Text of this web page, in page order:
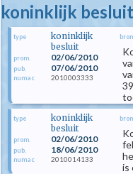
koninklijk
type
koninklijk
besluit
prom. 02/06/2010
pub. 07/06/2010
numac 2010003333
bron
type
koninklijk
besluit
prom. 02/06/2010
pub. 18/06/2010
numac 2010014133
bron
is